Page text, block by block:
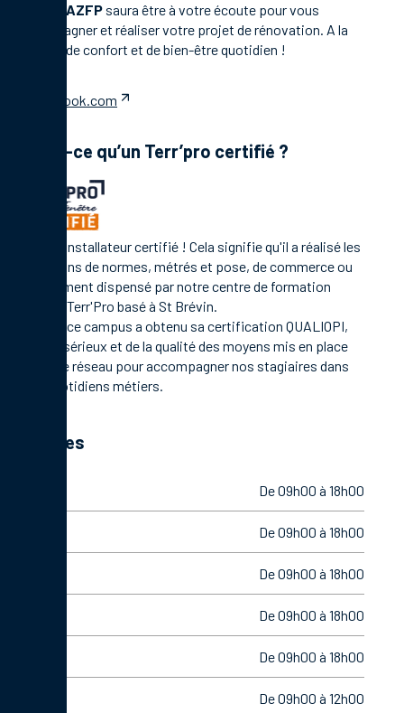
AZFP saura être à votre écoute pour vous
accompagner et réaliser votre projet de rénovation. A la
clé, plus de confort et de bien-être quotidien !
facebook.com
Qu’est-ce qu’un Terr’pro certifié ?
C'est un installateur certifié ! Cela signifie qu'il a réalisé les
formations de normes, métrés et pose, de commerce ou
management dispensé par notre centre de formation
Campus Terr'Pro basé à St Brévin.
En 2021, ce campus a obtenu sa certification QUALIOPI,
gage de sérieux et de la qualité des moyens mis en place
par notre réseau pour accompagner nos stagiaires dans
leurs quotidiens métiers.
Horaires
De 09h00 à 18h00
De 09h00 à 18h00
De 09h00 à 18h00
De 09h00 à 18h00
De 09h00 à 18h00
De 09h00 à 12h00